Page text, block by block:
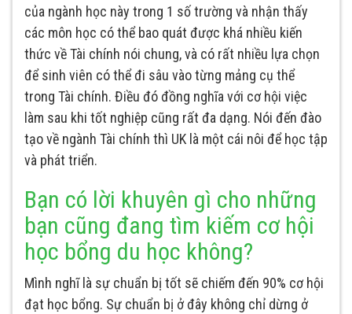
của ngành học này trong 1 số trường và nhận thấy
các môn học có thể bao quát được khá nhiều kiến
thức về Tài chính nói chung, và có rất nhiều lựa chọn
để sinh viên có thể đi sâu vào từng mảng cụ thể
trong Tài chính. Điều đó đồng nghĩa với cơ hội việc
làm sau khi tốt nghiệp cũng rất đa dạng. Nói đến đào
tạo về ngành Tài chính thì UK là một cái nôi để học tập
và phát triển.
Bạn có lời khuyên gì cho những
bạn cũng đang tìm kiếm cơ hội
học bổng du học không?
Mình nghĩ là sự chuẩn bị tốt sẽ chiếm đến 90% cơ hội
đạt học bổng. Sự chuẩn bị ở đây không chỉ dừng ở